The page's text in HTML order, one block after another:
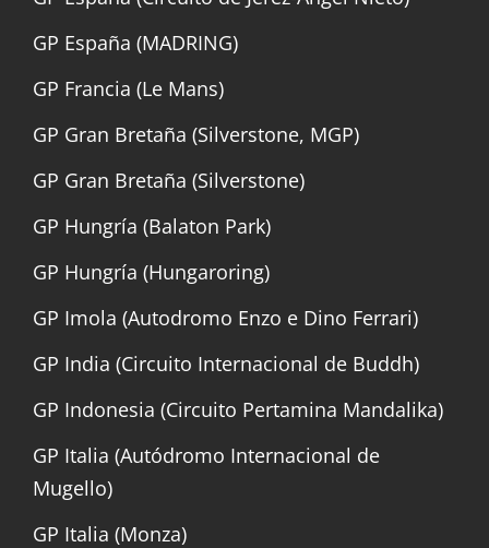
GP España (MADRING)
GP Francia (Le Mans)
GP Gran Bretaña (Silverstone, MGP)
GP Gran Bretaña (Silverstone)
GP Hungría (Balaton Park)
GP Hungría (Hungaroring)
GP Imola (Autodromo Enzo e Dino Ferrari)
GP India (Circuito Internacional de Buddh)
GP Indonesia (Circuito Pertamina Mandalika)
GP Italia (Autódromo Internacional de
Mugello)
GP Italia (Monza)